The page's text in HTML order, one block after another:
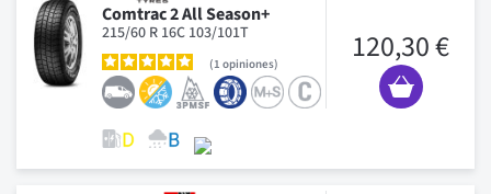
Comtrac 2 All Season+
215/60 R 16C 103/101T
1 opiniones 120,30 €